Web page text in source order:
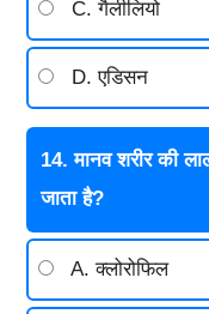
C. गैलीलियो
D. एडिसन
14. मानव शरीर की
जाता है?
A. क्लोरोफिल